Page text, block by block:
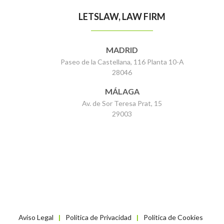
LETSLAW, LAW FIRM
MADRID
Paseo de la Castellana, 116 Planta 10-A
28046
MÁLAGA
Av. de Sor Teresa Prat, 15
29003
Aviso Legal | Política de Privacidad | Política de Cookies